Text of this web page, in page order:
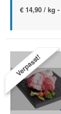
€ 14,90 / kg -
Verpasst!